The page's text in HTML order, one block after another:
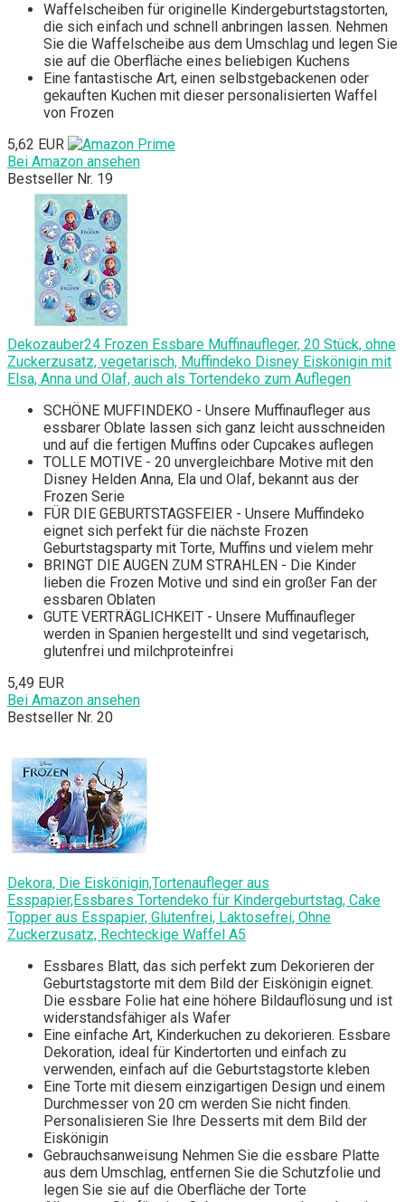
Waffelscheiben für originelle Kindergeburtstagstorten,
die sich einfach und schnell anbringen lassen. Nehmen
Sie die Waffelscheibe aus dem Umschlag und legen Sie
sie auf die Oberfläche eines beliebigen Kuchens
Eine fantastische Art, einen selbstgebackenen oder
gekauften Kuchen mit dieser personalisierten Waffel
von Frozen
5,62 EUR
Bei Amazon ansehen
Bestseller Nr. 19
Dekozauber24 Frozen Essbare Muffinaufleger, 20 Stück, ohne
Zuckerzusatz, vegetarisch, Muffindeko Disney Eiskönigin mit
Elsa, Anna und Olaf, auch als Tortendeko zum Auflegen
SCHÖNE MUFFINDEKO - Unsere Muffinaufleger aus
essbarer Oblate lassen sich ganz leicht ausschneiden
und auf die fertigen Muffins oder Cupcakes auflegen
TOLLE MOTIVE - 20 unvergleichbare Motive mit den
Disney Helden Anna, Ela und Olaf, bekannt aus der
Frozen Serie
FÜR DIE GEBURTSTAGSFEIER - Unsere Muffindeko
eignet sich perfekt für die nächste Frozen
Geburtstagsparty mit Torte, Muffins und vielem mehr
BRINGT DIE AUGEN ZUM STRAHLEN - Die Kinder
lieben die Frozen Motive und sind ein großer Fan der
essbaren Oblaten
GUTE VERTRÄGLICHKEIT - Unsere Muffinaufleger
werden in Spanien hergestellt und sind vegetarisch,
glutenfrei und milchproteinfrei
5,49 EUR
Bei Amazon ansehen
Bestseller Nr. 20
Dekora, Die Eiskönigin,Tortenaufleger aus
Esspapier,Essbares Tortendeko für Kindergeburtstag, Cake
Topper aus Esspapier, Glutenfrei, Laktosefrei, Ohne
Zuckerzusatz, Rechteckige Waffel A5
Essbares Blatt, das sich perfekt zum Dekorieren der
Geburtstagstorte mit dem Bild der Eiskönigin eignet.
Die essbare Folie hat eine höhere Bildauflösung und ist
widerstandsfähiger als Wafer
Eine einfache Art, Kinderkuchen zu dekorieren. Essbare
Dekoration, ideal für Kindertorten und einfach zu
verwenden, einfach auf die Geburtstagstorte kleben
Eine Torte mit diesem einzigartigen Design und einem
Durchmesser von 20 cm werden Sie nicht finden.
Personalisieren Sie Ihre Desserts mit dem Bild der
Eiskönigin
Gebrauchsanweisung Nehmen Sie die essbare Platte
aus dem Umschlag, entfernen Sie die Schutzfolie und
legen Sie sie auf die Oberfläche der Torte